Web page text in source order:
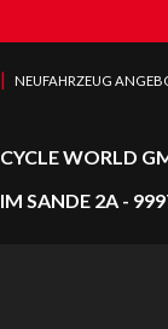
| NEUFAHRZEUG
CYCLE WORLD
IM SANDE 2A -